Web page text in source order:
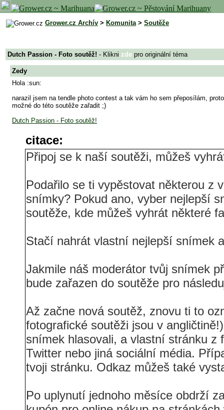
Grower.cz Archív > Komunita> Soutěže
Dutch Passion - Foto soutěž! - Klikni zde pro originální téma
Zedy
Hola :sun:
narazil jsem na tendle photo contest a tak vám ho sem přeposílám,
možné do této soutěže zařadit ;)
Dutch Passion - Foto soutěž!
citace:
Připoj se k naší soutěži, můžeš
Podařilo se ti vypěstovat některou z
snímky? Pokud ano, vyber nejlepší
soutěže, kde můžeš vyhrát některé
Stačí nahrát vlastní nejlepší snímek
Jakmile náš moderátor tvůj snímek
bude zařazen do soutěže pro
Až začne nová soutěž, znovu ti to
fotografické soutěži jsou v
snímek hlasovali, a vlastní stránku z
Twitter nebo jiná sociální média.
tvoji stránku. Odkaz můžeš také
Po uplynutí jednoho měsíce obdrží